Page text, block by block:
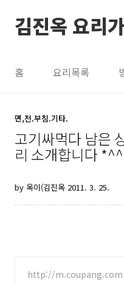
김진옥 요리
홈 요리목록
면,전.부침.기타.
고기싸먹다 남은
리 소개합니다
by 옥이(김진옥 2011. 3. 25.
http://m.coupang.com